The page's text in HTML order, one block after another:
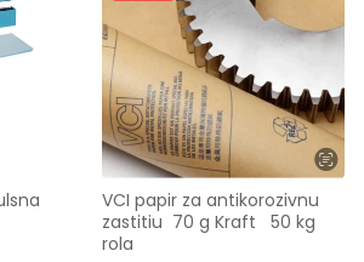
VCI papir za antikorozivnu
zastitiu  70 g Kraft   50 kg
rola